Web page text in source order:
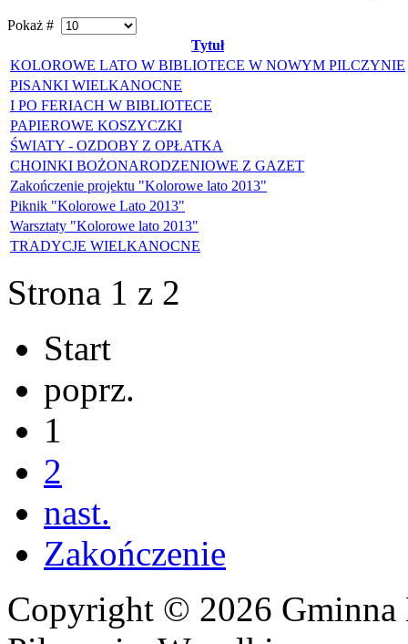
Pokaż #
Tytuł
KOLOROWE LATO W BIBLIOTECE W NOWYM PILCZYNIE
PISANKI WIELKANOCNE
I PO FERIACH W BIBLIOTECE
PAPIEROWE KOSZYCZKI
ŚWIATY - OZDOBY Z OPŁATKA
CHOINKI BOŻONARODZENIOWE Z GAZET
Zakończenie projektu "Kolorowe lato 2013"
Piknik "Kolorowe Lato 2013"
Warsztaty "Kolorowe lato 2013"
TRADYCJE WIELKANOCNE
Strona 1 z 2
Start
poprz.
1
2
nast.
Zakończenie
Copyright © 2026